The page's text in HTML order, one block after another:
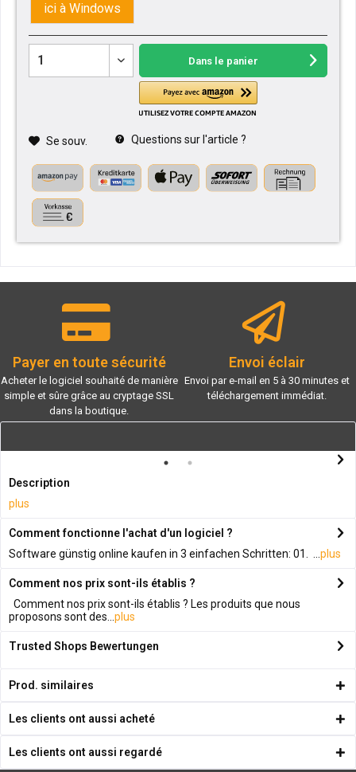
ici à Windows
Dans le panier
Se souv. Questions sur l'article ?
Payer en toute sécurité
Acheter le logiciel souhaité de manière
simple et sûre grâce au cryptage SSL
dans la boutique.
Envoi éclair
Envoi par e-mail en 5 à 30 minutes et
téléchargement immédiat.
Description
plus
Comment fonctionne l'achat d'un logiciel ?
Software günstig online kaufen in 3 einfachen Schritten: 01. ... plus
Comment nos prix sont-ils établis ?
Comment nos prix sont-ils établis ? Les produits que nous
proposons sont des... plus
Trusted Shops Bewertungen
Prod. similaires
Les clients ont aussi acheté
Les clients ont aussi regardé